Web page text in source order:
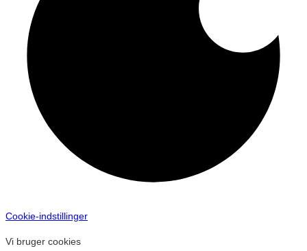
Cookie-indstillinger
Vi bruger cookies